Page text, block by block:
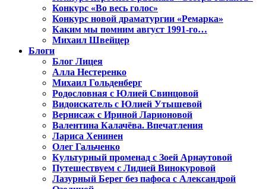
Конкурс «Во весь голос»
Конкурс новой драматургии «Ремарка»
Каким мы помним август 1991-го…
Михаил Швейцер
Блоги
Блог Лицея
Алла Нестеренко
Михаил Гольденберг
Родословная с Юлией Свинцовой
Видоискатель с Юлией Утышевой
Вернисаж с Ириной Ларионовой
Валентина Калачёва. Впечатления
Лариса Хенинен
Олег Гальченко
Культурный променад с Зоей Арнаутовой
Путешествуем с Лидией Винокуровой
Лазурный Берег без пафоса с Александрой